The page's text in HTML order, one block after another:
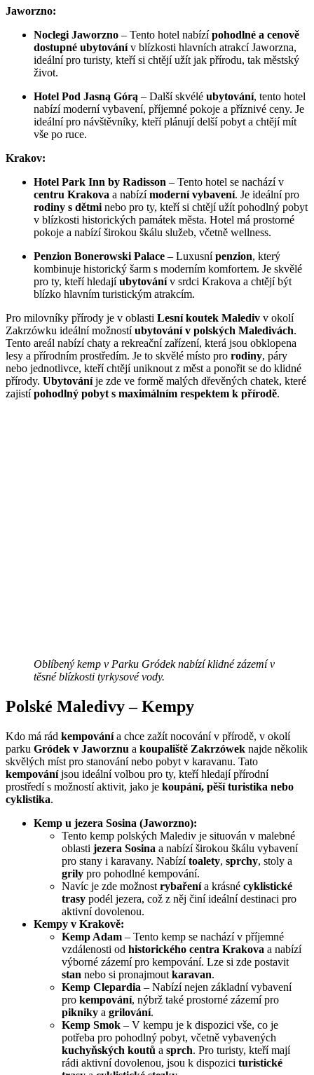
Jaworzno:
Noclegi Jaworzno – Tento hotel nabízípohodlné a cenově
dostupné ubytovánív blízkosti hlavních atrakcí Jaworzna,
ideální pro turisty, kteří si chtějí užít jak přírodu, tak městský
život.
Hotel Pod Jasną Górą – Další skvélé ubytování, tento hotel
nabízí moderní vybavení, příjemné pokoje a příznivé ceny. Je
ideální pro návštěvníky, kteří plánují delší pobyt a chtějí mít
vše po ruce.
Krakov:
Hotel Park Inn by Radisson – Tento hotel se nachází v
centru Krakova a nabízímoderní vybavení. Je ideální pro
rodiny s dětmi nebo pro ty, kteří si chtějí užít pohodlný pobyt
v blízkosti historických památek města. Hotel má prostorné
pokoje a nabízí širokou škálu služeb, včetně wellness.
Penzion Bonerowski Palace – Luxusnípenzion, který
kombinuje historický šarm s moderním komfortem. Je skvělé
pro ty, kteří hledajíubytovánív srdci Krakova a chtějí být
blízko hlavním turistickým atrakcím.
Pro milovníky přírody je v oblasti Lesní koutek Malediv v okolí
Zakrzówku ideální možnostíubytování v polských Maledivách.
Tento areál nabízí chaty a rekreační zařízení, která jsou obklopena
lesy a přírodním prostředím. Je to skvělé místo pro rodiny, páry
nebo jednotlivce, kteří chtějí uniknout z měst a ponořit se do klidné
přírody. Ubytováníje zde ve formě malých dřevěných chatek, které
zajistípohodlný pobyt s maximálním respektem k přírodě.
Oblíbený kemp v Parku Gródek nabízí klidné zázemí v
těsné blízkosti tyrkysové vody.
Polské Maledivy – Kempy
Kdo má rád kempovánía chce zažít nocování v přírodě, v okolí
parku Gródek v Jaworznu a koupaliště Zakrzówek najde několik
skvělých míst pro stanování nebo pobyt v karavanu. Tato
kempováníjsou ideální volbou pro ty, kteří hledají přírodní
prostředí s možností aktivit, jako je koupání, pěší turistika nebo
cyklistika.
Kemp u jezera Sosina (Jaworzno):
Tento kemp polských Malediv je situován v malebné
oblasti jezera Sosina a nabízí širokou škálu vybavení
pro stany i karavany. Nabízítoalety, sprchy, stoly a
grily pro pohodlné kempování.
Navíc je zde možnost rybařenía krásné cyklistické
trasy podél jezera, což z něj činí ideální destinaci pro
aktivní dovolenou.
Kempy v Krakově:
Kemp Adam – Tento kemp se nachází v příjemné
vzdálenosti od historického centra Krakova a nabízí
výborné zázemí pro kempování. Lze si zde postavit
stan nebo si pronajmout karavan.
Kemp Clepardia – Nabízí nejen základní vybavení
pro kempování, nýbrž také prostorné zázemí pro
pikniky a grilování.
Kemp Smok – V kempu je k dispozici vše, co je
potřeba pro pohodlný pobyt, včetně vybavených
kuchyňských koutů a sprch. Pro turisty, kteří mají
rádi aktivní dovolenou, jsou k dispozici turistické